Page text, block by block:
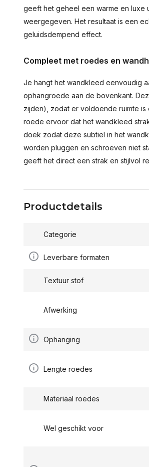
geeft het geheel een warme en luxe
weergegeven. Het resultaat is een
geluidsdempend effect.
Compleet met roedes en
Je hangt het wandkleed eenvoudig
ophangroede aan de bovenkant.
zijden), zodat er voldoende ruimte
roede ervoor dat het wandkleed
doek zodat deze subtiel in het
worden pluggen en schroeven niet
geeft het direct een strak en stijlvol
Productdetails
Categorie
Leverbare formaten
Textuur stof
Afwerking
Ophanging
Lengte roedes
Materiaal roedes
Wel geschikt voor